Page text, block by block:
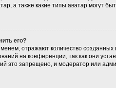
а также какие типы аватар могут
его?
отражают количество
на конференции, так как они
это запрещено, и модератор или